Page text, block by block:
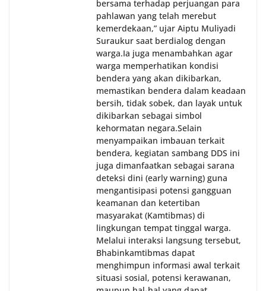
bersama terhadap perjuangan para
pahlawan yang telah merebut
kemerdekaan,” ujar Aiptu Muliyadi
Suraukur saat berdialog dengan
warga.‎‎Ia juga menambahkan agar
warga memperhatikan kondisi
bendera yang akan dikibarkan,
memastikan bendera dalam keadaan
bersih, tidak sobek, dan layak untuk
dikibarkan sebagai simbol
kehormatan negara.‎‎‎Selain
menyampaikan imbauan terkait
bendera, kegiatan sambang DDS ini
juga dimanfaatkan sebagai sarana
deteksi dini (early warning) guna
mengantisipasi potensi gangguan
keamanan dan ketertiban
masyarakat (Kamtibmas) di
lingkungan tempat tinggal warga.
Melalui interaksi langsung tersebut,
Bhabinkamtibmas dapat
menghimpun informasi awal terkait
situasi sosial, potensi kerawanan,